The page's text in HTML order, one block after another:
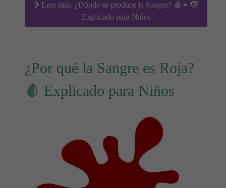
Leer más: ¿Dónde se produce la Sangre? 🩸👧🧒
Explicado para Niños
¿Por qué la Sangre es Roja?
🩸 Explicado para Niños